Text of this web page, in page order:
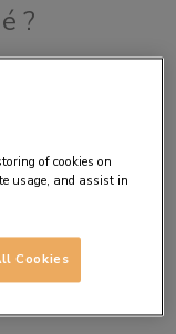
?
of cookies on
usage, and assist in
Cookies